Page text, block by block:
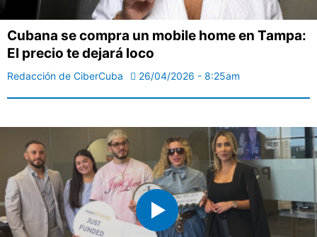
Cubana se compra un mobile home en Tampa:
El precio te dejará loco
Redacción de CiberCuba 26/04/2026 - 8:25am